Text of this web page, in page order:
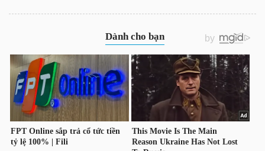
NĂNG
LƯỢNG